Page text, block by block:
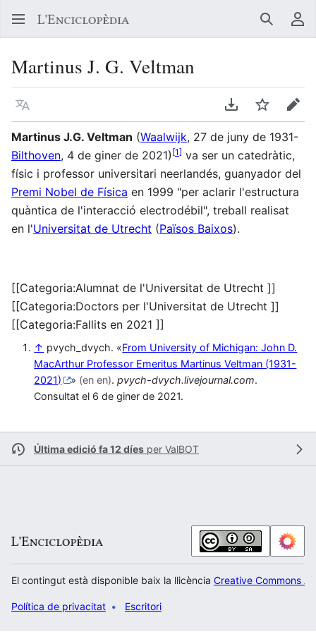
Buscar
Martinus J. G. Veltman
Llegir en un atre idioma Descarregar en
Vigilar
Martinus J.G. Veltman (Waalwijk, 27 de juny de 1931-
Bilthoven, 4 de giner de 2021) [1] va ser un catedràtic,
físic i professor universitari neerlandés, guanyador del
Premi Nobel de Física en 1999 "per aclarir l'estructura
quàntica de l'interacció electrodébil", treball realisat
en l'Universitat de Utrecht (Països Baixos).
[[Categoria:Alumnat de l'Universitat de Utrecht ]]
[[Categoria:Doctors per l'Universitat de Utrecht ]]
[[Categoria:Fallits en 2021 ]]
↑ pvych_dvych. «From University of Michigan: John D.
MacArthur Professor Emeritus Martinus Veltman (1931-
2021)
» (en en).pvych-dvych.livejournal.com.
Consultat el 6 de giner de 2021.
Última edició fa 12 díes per ValBOT
El contingut està disponible baix la llicència Creative Commons
Política de privacitat Escritori